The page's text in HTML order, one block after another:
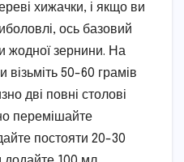
хижачки, і якщо ви
ось базовий
жодної зернини. На
візьміть 50-60 грамів
дві повні столові
перемішайте
постояти 20-30